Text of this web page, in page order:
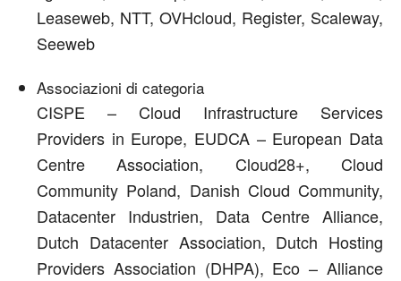
Leaseweb, NTT, OVHcloud, Register, Scaleway,
Seeweb
Associazioni di categoria
CISPE – Cloud Infrastructure Services
Providers in Europe, EUDCA – European Data
Centre Association, Cloud28+, Cloud
Community Poland, Danish Cloud Community,
Datacenter Industrien, Data Centre Alliance,
Dutch Datacenter Association, Dutch Hosting
Providers Association (DHPA), Eco – Alliance